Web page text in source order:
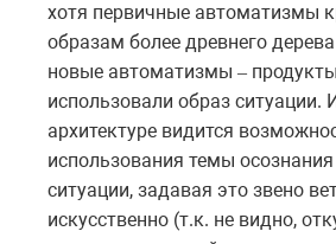
хотя первичные автоматизмы
образам более древнего
новые автоматизмы –
использовали образ ситуации.
архитектуре видится
использования темы
ситуации, задавая это звено
искусственно (т.к. не видно,